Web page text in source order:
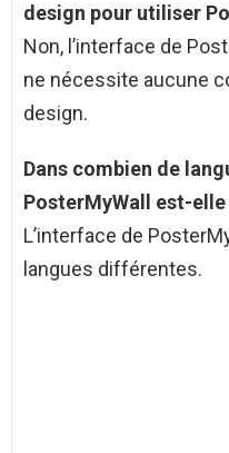
design pour utiliser
Non, l’interface de
ne nécessite aucune
design.
Dans combien de
PosterMyWall est-
L’interface de
langues différentes.